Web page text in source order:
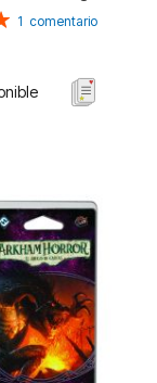
1 comentario